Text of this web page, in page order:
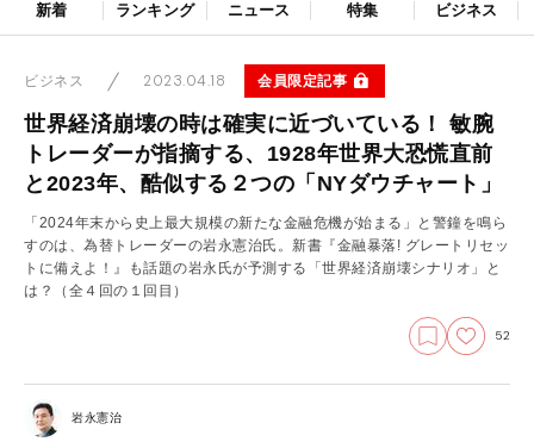
新着 ランキング ニュース 特集 ビジネス
ビジネス 2023.04.18 会員限定記事
世界経済崩壊の時は確実に近づいている！ 敏腕
トレーダーが指摘する、1928年世界大恐慌直前
と2023年、酷似する２つの「NYダウチャート」
「2024年末から史上最大規模の新たな金融危機が始まる」と警鐘を鳴ら
すのは、為替トレーダーの岩永憲治氏。新書『金融暴落! グレートリセッ
トに備えよ！』も話題の岩永氏が予測する「世界経済崩壊シナリオ」と
は？
（全４回の１回目）
52
岩永憲治